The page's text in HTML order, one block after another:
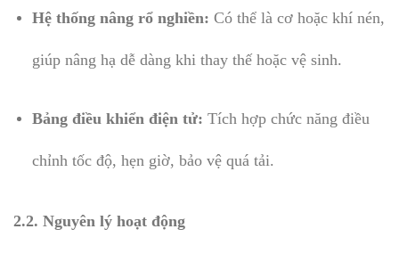
Hệ thống nâng rổ nghiền: Có thể là cơ hoặc khí nén,
giúp nâng hạ dễ dàng khi thay thế hoặc vệ sinh.
Bảng điều khiển điện tử: Tích hợp chức năng điều
chỉnh tốc độ, hẹn giờ, bảo vệ quá tải.
2.2. Nguyên lý hoạt động